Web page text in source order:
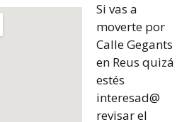
Si vas a
moverte por
Calle Gegants
en Reus quizá
estés
interesad@
revisar el